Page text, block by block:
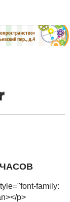
family:
p>